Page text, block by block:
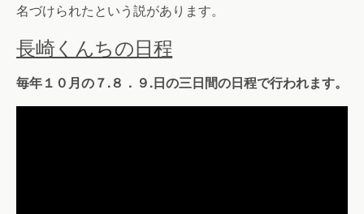
名づけられたという説があります。
長崎くんちの日程
毎年１０月の７.８．９.日の三日間の日程で行われます。